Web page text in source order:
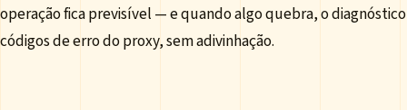
operação fica previsível — e quando algo quebra, o
códigos de erro do proxy, sem adivinhação.